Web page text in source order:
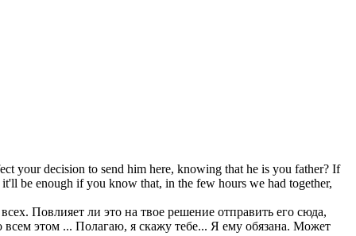
your decision to send him here, knowing that he is you father? If
be enough if you know that, in the few hours we had together,
Повлияет ли это на твое решение отправить его сюда,
этом ... Полагаю, я скажу тебе... Я ему обязана. Может